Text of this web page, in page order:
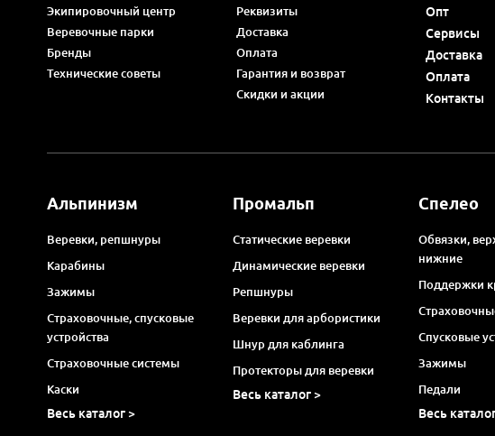
Экипировочный центр
Веревочные парки
Бренды
Технические советы
Реквизиты
Доставка
Оплата
Гарантия и возврат
Скидки и акции
Опт
Сервисы
Доставка
Оплата
Контакты
Альпинизм
Веревки, репшнуры
Карабины
Зажимы
Страховочные, спусковые
устройства
Страховочные системы
Каски
Весь каталог >
Промальп
Статические веревки
Динамические веревки
Репшнуры
Веревки для арбористики
Шнур для каблинга
Протекторы для веревки
Весь каталог >
Спелео
Обвязки,
нижние
Поддержки
Спусковые
Зажимы
Педали
Весь